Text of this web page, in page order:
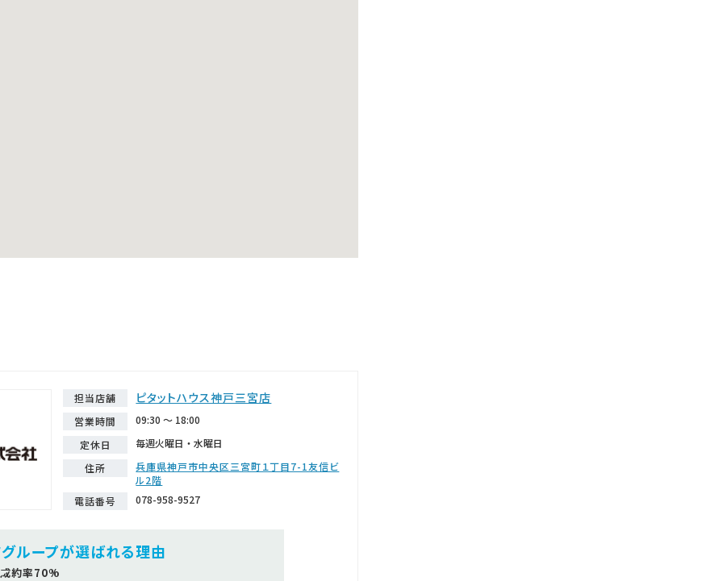
担当店舗 ピタットハウス神戸三宮店
営業時間
09:30 ～ 18:00
定休日
毎週火曜日・水曜日
住所
兵庫県神戸市中央区三宮町１丁目7-1友信ビ
ル2階
電話番号
078-958-9527
ループが選ばれる理由
約率70%